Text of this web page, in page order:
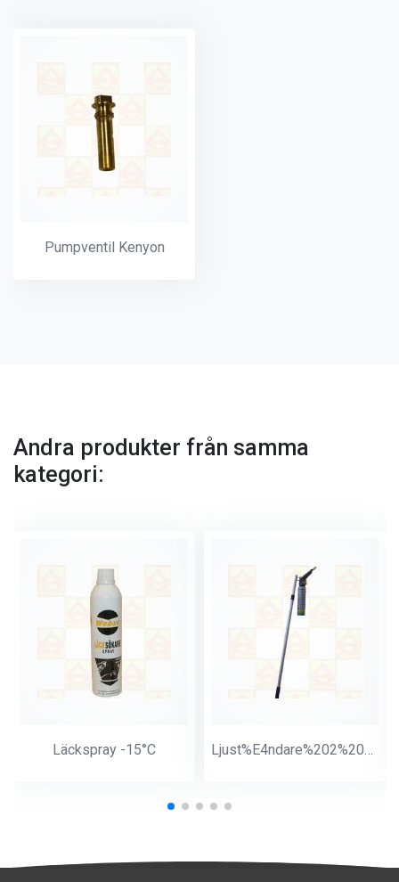
Pumpventil Kenyon
Andra produkter från samma
kategori:
Läckspray -15°C Ljust%E4ndare%202%20meter%20Butan